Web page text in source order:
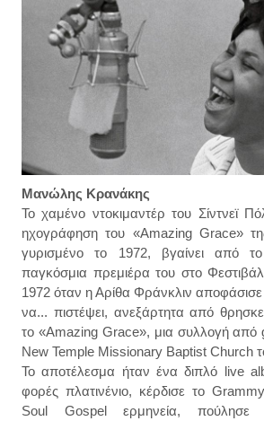
Μανώλης Κρανάκης
To χαμένο ντοκιμαντέρ του Σίντνεϊ
ηχογράφηση του «Amazing Grace»
γυρισμένο το 1972, βγαίνει από
παγκόσμια πρεμιέρα του στο
1972 όταν η Αρίθα Φράνκλιν
να... πιστέψει, ανεξάρτητα από
το «Amazing Grace», μια συλλογή από
New Temple Missionary Baptist Church
Το αποτέλεσμα ήταν ένα διπλό live
φορές πλατινένιο, κέρδισε το
Soul Gospel ερμηνεία,